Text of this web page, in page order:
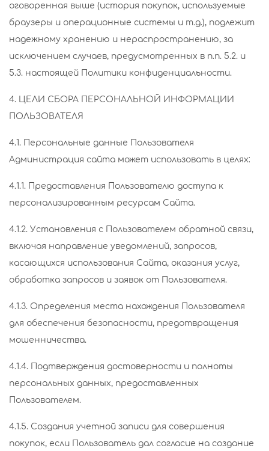
оговоренная выше (история покупок, используемые
браузеры и операционные системы и т.д.), подлежит
надежному хранению и нераспространению, за
исключением случаев, предусмотренных в п.п. 5.2. и
5.3. настоящей Политики конфиденциальности.
4. ЦЕЛИ СБОРА ПЕРСОНАЛЬНОЙ ИНФОРМАЦИИ
ПОЛЬЗОВАТЕЛЯ
4.1. Персональные данные Пользователя
Администрация сайта может использовать в целях:
4.1.1. Предоставления Пользователю доступа к
персонализированным ресурсам Сайта.
4.1.2. Установления с Пользователем обратной связи,
включая направление уведомлений, запросов,
касающихся использования Сайта, оказания услуг,
обработка запросов и заявок от Пользователя.
4.1.3. Определения места нахождения Пользователя
для обеспечения безопасности, предотвращения
мошенничества.
4.1.4. Подтверждения достоверности и полноты
персональных данных, предоставленных
Пользователем.
4.1.5. Создания учетной записи для совершения
покупок, если Пользователь дал согласие на создание